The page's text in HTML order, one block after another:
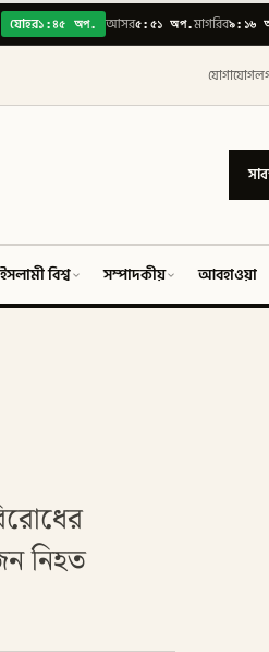
যোহর১:৪৫ অপ. আসর৫:৫১ অপ.মাগরিব৯:১৬
যোগাযোগ
ইসলামী বিশ্ব সম্পাদকীয় আবহাওয়া
নিহত